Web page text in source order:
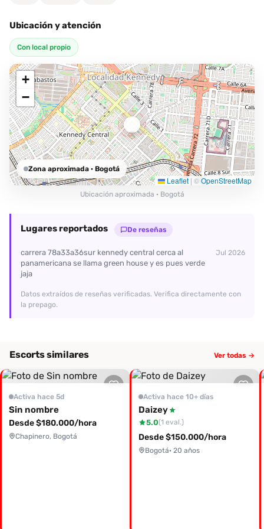
Ubicación y atención
Con local propio
+
−
Leaflet | ©OpenStreetMap
Zona aproximada · Bogotá
Ubicación aproximada · Bogotá
Lugares reportados De reseñas
carrera 78a33a36sur kennedy central cerca al
panamericana se llama green house y es pues verde
jaja
Jul 2026
Datos extraídos de reseñas verificadas. Verifica directamente con
la prepago.
Escorts similares Ver todas →
Activa hace 5d
Sin nombre
Desde $180.000/hora
Chapinero, Bogotá
Activa hace 10+ días
Daizey
5.0(1 eval.)
Desde $150.000/hora
Bogotá· 20 años